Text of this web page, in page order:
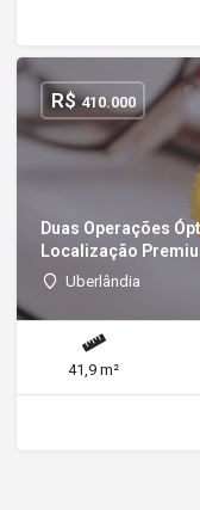
Duas Operações
Localização
Uberlândia
R$410.000
41,9 m²